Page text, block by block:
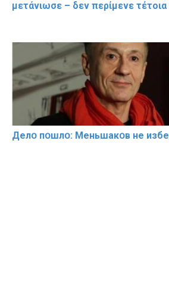
μετάνιωσε – δεν περίμενε
Делօ пօшлօ: Меньшакօв не